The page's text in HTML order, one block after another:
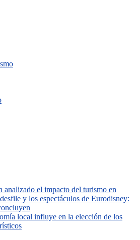
analizado el impacto del turismo en
y los espectáculos de Eurodisney:
local influye en la elección de los